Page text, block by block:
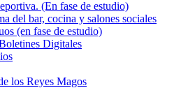
(En fase de estudio)
del bar, cocina y salones sociales
(en fase de estudio)
Digitales
los Reyes Magos